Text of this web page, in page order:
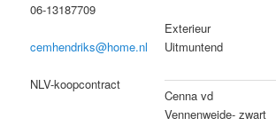
06-13187709
cemhendriks@home.nl
NLV-koopcontract
Exterieur
Uitmuntend
Cenna vd
Vennenweide- zwart